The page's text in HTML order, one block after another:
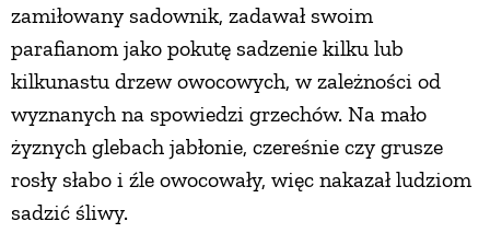
zamiłowany sadownik, zadawał swoim
parafianom jako pokutę sadzenie kilku lub
kilkunastu drzew owocowych, w zależności od
wyznanych na spowiedzi grzechów. Na mało
żyznych glebach jabłonie, czereśnie czy grusze
rosły słabo i źle owocowały, więc nakazał ludziom
sadzić śliwy.